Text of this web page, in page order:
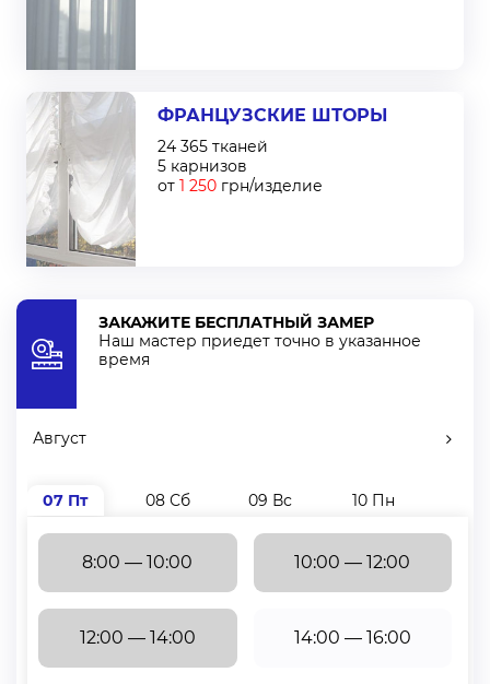
ФРАНЦУЗСКИЕ ШТОРЫ
24 365 тканей
5 карнизов
от 1 250 грн/изделие
ЗАКАЖИТЕ БЕСПЛАТНЫЙ ЗАМЕР
Наш мастер приедет точно в указанное
время
Август
07 Пт 08 Сб 09 Вс 10 Пн
8:00 — 10:00 10:00 — 12:00
12:00 — 14:00 14:00 — 16:00